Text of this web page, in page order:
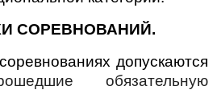
СОРЕВНОВАНИЙ.
допускаются
обязательную